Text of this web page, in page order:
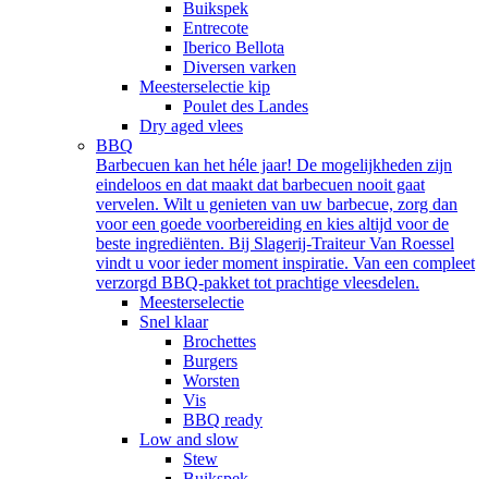
Buikspek
Entrecote
Iberico Bellota
Diversen varken
Meesterselectie kip
Poulet des Landes
Dry aged vlees
BBQ
Barbecuen kan het héle jaar! De mogelijkheden zijn
eindeloos en dat maakt dat barbecuen nooit gaat
vervelen. Wilt u genieten van uw barbecue, zorg dan
voor een goede voorbereiding en kies altijd voor de
beste ingrediënten. Bij Slagerij-Traiteur Van Roessel
vindt u voor ieder moment inspiratie. Van een compleet
verzorgd BBQ-pakket tot prachtige vleesdelen.
Meesterselectie
Snel klaar
Brochettes
Burgers
Worsten
Vis
BBQ ready
Low and slow
Stew